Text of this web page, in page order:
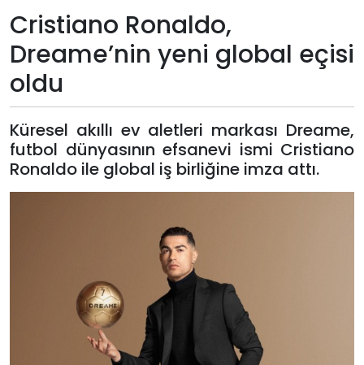
Giriş
Yap
Cristiano Ronaldo,
Dreame’nin yeni global eçisi
oldu
Küresel akıllı ev aletleri markası Dreame,
futbol dünyasının efsanevi ismi Cristiano
Ronaldo ile global iş birliğine imza attı.